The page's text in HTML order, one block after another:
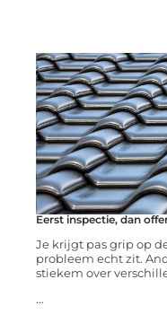
Eerst inspectie, dan
Je krijgt pas grip op
probleem echt zit.
stiekem over
...